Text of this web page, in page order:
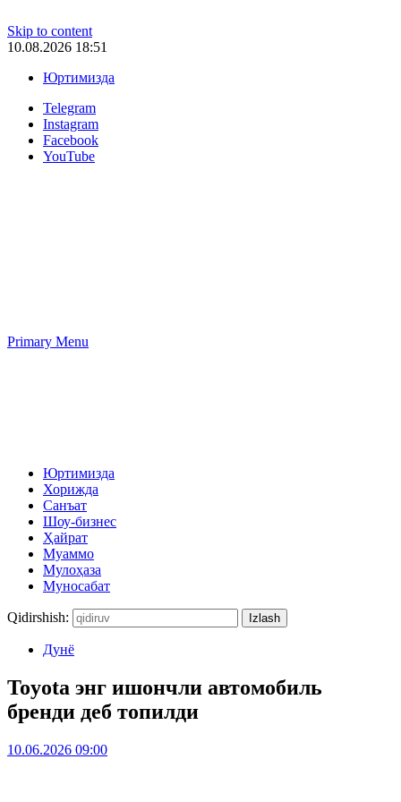
Skip to content
10.08.2026 18:51
Юртимизда
Telegram
Instagram
Facebook
YouTube
Primary Menu
Юртимизда
Хорижда
Санъат
Шоу-бизнес
Ҳайрат
Муаммо
Мулоҳаза
Муносабат
Qidirshish:
Дунё
Toyota энг ишончли автомобиль
бренди деб топилди
10.06.2026 09:00